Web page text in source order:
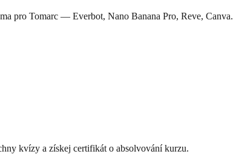
pro Tomarc — Everbot, Nano Banana Pro, Reve, Canva.
kvízy a získej certifikát o absolvování kurzu.